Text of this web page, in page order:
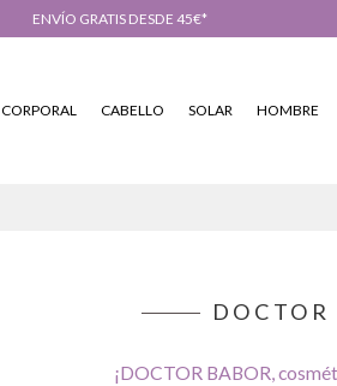
ENVÍO GRATIS DESDE 45€*
CORPORAL CABELLO SOLAR HOMBRE
DOCTOR
¡DOCTOR BABOR,